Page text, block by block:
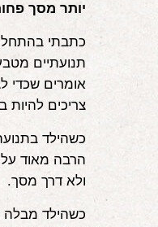
יותר מסך
כתבתי
תנועתיים
אומרים שכדי
צריכים להיות
כשהילד
הרבה מאוד
ולא דרך מסך.
כשהילד מבלה